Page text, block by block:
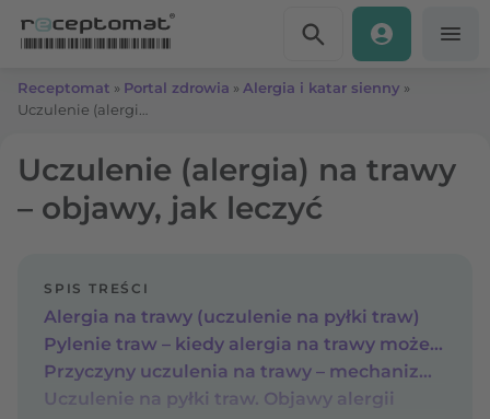
Receptomat » Portal zdrowia » Alergia i katar sienny »
Uczulenie (alergia) na trawy
– objawy, jak leczyć
SPIS TREŚCI
Alergia na trawy (uczulenie na pyłki traw)
Pylenie traw – kiedy alergia na trawy może rozwinąć się u osób wrażliwych?
Przyczyny uczulenia na trawy – mechanizm reakcji alergicznej
Uczulenie na pyłki traw. Objawy alergii